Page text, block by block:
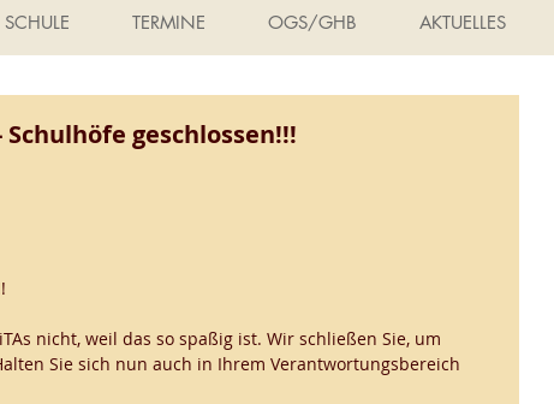
SCHULE TERMINE OGS/GHB AKTUELLES
geschlossen!!!
nicht, weil das so spaßig ist. Wir schließen Sie, um
Sie sich nun auch in Ihrem Verantwortungsbereich